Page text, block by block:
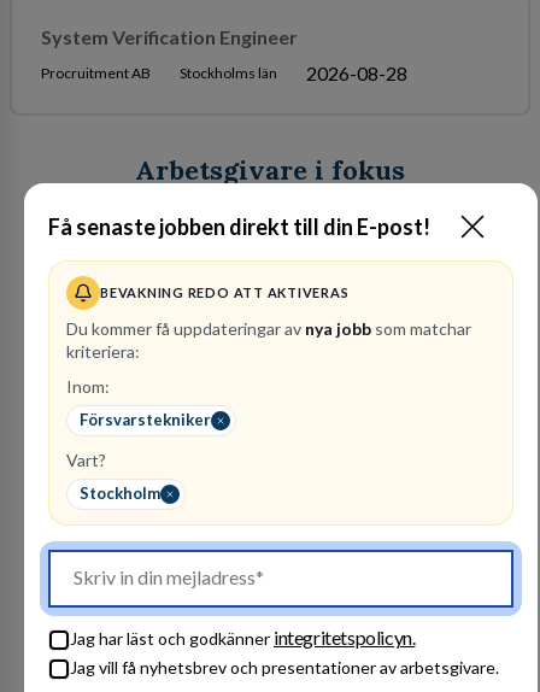
Få senaste jobben direkt till din E-post!
BEVAKNING REDO ATT AKTIVERAS
Du kommer få uppdateringar av nya jobb som matchar
kriteriera:
Inom:
Försvarstekniker
Vart?
Stockholm
Jag har läst och godkänner integritetspolicyn.
Jag vill få nyhetsbrev och presentationer av arbetsgivare.
System Verification Engineer
Procruitment AB Stockholms län 2026-08-28
Arbetsgivare i fokus
Advokatfirma DLA
1lediga jobb
Visa jobb
DLA Piper är en av världens största
advokatbyråer med kontor i över 40 länder i
Amerika, Europa, Mellanöstern, Afrika, Asien
affärsjuridikens alla områden och vi har några
av världens ledande bolag som klienter. Med
Besök profil